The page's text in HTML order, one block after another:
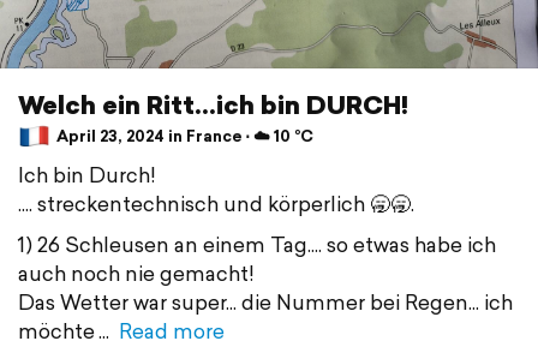
Welch ein Ritt...ich bin DURCH!
April 23, 2024 in France ⋅ ☁️ 10 °C
Ich bin Durch!
.... streckentechnisch und körperlich 🥱🥱.
1) 26 Schleusen an einem Tag.... so etwas habe ich
auch noch nie gemacht!
Das Wetter war super... die Nummer bei Regen... ich
möchte
Read more